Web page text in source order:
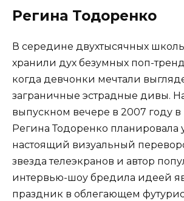
Регина Тодоренко
В середине двухтысячных
хранили дух безумных поп-
когда девчонки мечтали
заграничные эстрадные дивы.
выпускном вечере в 2007 году
Регина Тодоренко планировала
настоящий визуальный
звезда телеэкранов и автор
интервью-шоу бредила идеей
праздник в облегающем